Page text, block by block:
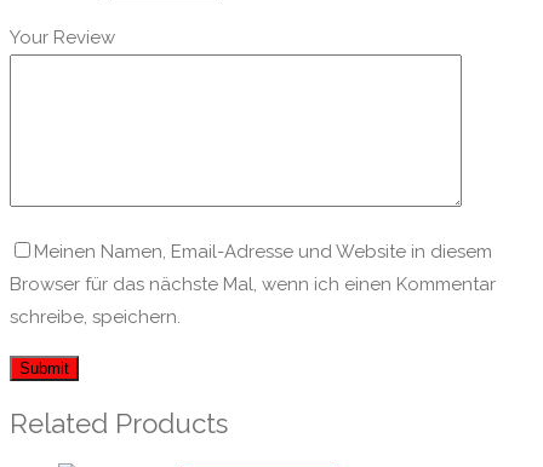
Your Review
Meinen Namen, Email-Adresse und Website in diesem
Browser für das nächste Mal, wenn ich einen Kommentar
schreibe, speichern.
Related Products